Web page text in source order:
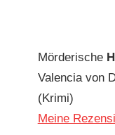
Mörderische
Valencia von
(Krimi)
Meine